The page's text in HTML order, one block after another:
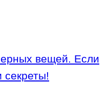
вещей. Если